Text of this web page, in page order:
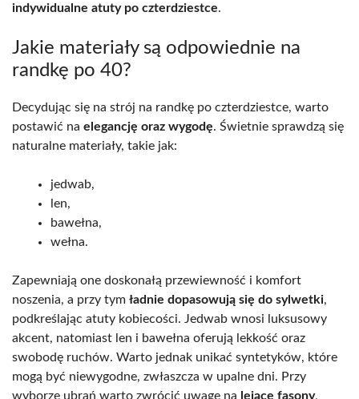
indywidualne atuty po czterdziestce.
Jakie materiały są odpowiednie na
randkę po 40?
Decydując się na strój na randkę po czterdziestce, warto
postawić na elegancję oraz wygodę. Świetnie sprawdzą się
naturalne materiały, takie jak:
jedwab,
len,
bawełna,
wełna.
Zapewniają one doskonałą przewiewność i komfort
noszenia, a przy tym ładnie dopasowują się do sylwetki,
podkreślając atuty kobiecości. Jedwab wnosi luksusowy
akcent, natomiast len i bawełna oferują lekkość oraz
swobodę ruchów. Warto jednak unikać syntetyków, które
mogą być niewygodne, zwłaszcza w upalne dni. Przy
wyborze ubrań warto zwrócić uwagę na lejące fasony,